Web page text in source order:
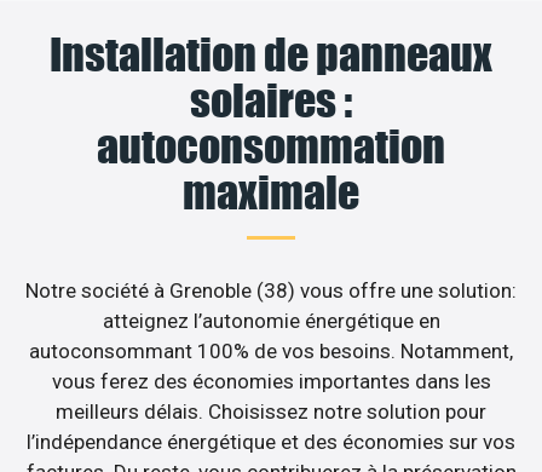
Installation de panneaux
solaires :
autoconsommation
maximale
Notre société à Grenoble (38) vous offre une solution:
atteignez l’autonomie énergétique en
autoconsommant 100% de vos besoins. Notamment,
vous ferez des économies importantes dans les
meilleurs délais. Choisissez notre solution pour
l’indépendance énergétique et des économies sur vos